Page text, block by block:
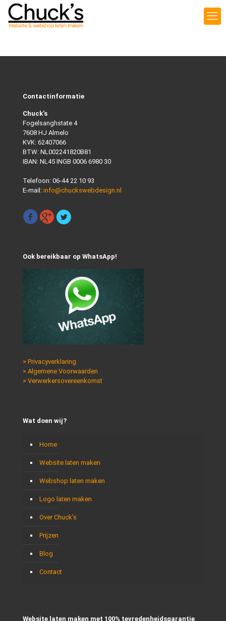
Contactinformatie
Chuck's
Fogelsanghstate 4
7608 HJ Almelo
KVK: 62407066
BTW: NL002241820B81
IBAN: NL45 INGB 0006 6980 30
Telefoon: 06-44 22 10 93
E-mail: info@chuckswebdesign.nl
Ook bereikbaar op WhatsApp!
> Privacyverklaring
> Algemene Voorwaarden
> Verwerkersovereenkomst
Wat doen wij?
Home
Website laten maken
Webshop laten maken
Logo laten maken
Over Chuck’s
Prijzen
Blog
Contact
Website laten maken met 100% tevredenheidsgarantie